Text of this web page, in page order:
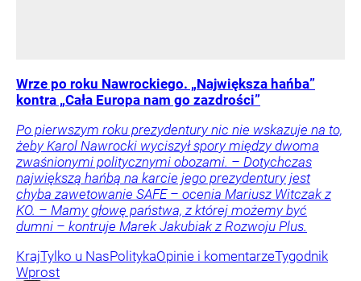
Wrze po roku Nawrockiego. „Największa hańba”
kontra „Cała Europa nam go zazdrości”
Po pierwszym roku prezydentury nic nie wskazuje na to,
żeby Karol Nawrocki wyciszył spory między dwoma
zwaśnionymi politycznymi obozami. – Dotychczas
największą hańbą na karcie jego prezydentury jest
chyba zawetowanie SAFE – ocenia Mariusz Witczak z
KO. – Mamy głowę państwa, z której możemy być
dumni – kontruje Marek Jakubiak z Rozwoju Plus.
KrajTylko u NasPolitykaOpinie i komentarzeTygodnik
Wprost